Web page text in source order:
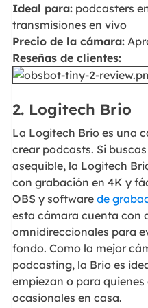
Ideal para:podcasters
transmisiones en vivo
Precio de la cámara:
Reseñas de clientes:
2. Logitech Brio
La Logitech Brio es una
crear podcasts. Si
asequible, la Logitech
con grabación en 4K y
OBS y software de
esta cámara cuenta con
omnidireccionales para
fondo. Como la mejor
podcasting, la Brio es
empiezan o para
ocasionales en casa.